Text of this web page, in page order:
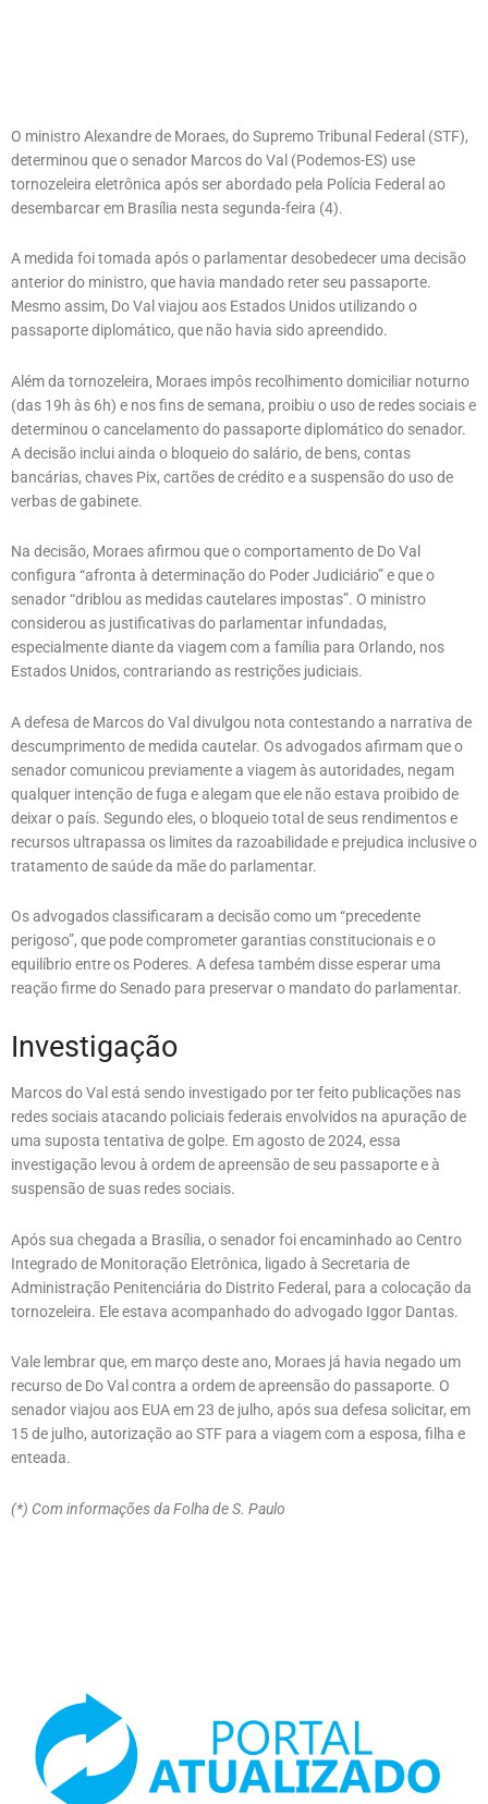
O ministro Alexandre de Moraes, do Supremo Tribunal Federal (STF),
determinou que o senador Marcos do Val (Podemos-ES) use
tornozeleira eletrônica após ser abordado pela Polícia Federal ao
desembarcar em Brasília nesta segunda-feira (4).
A medida foi tomada após o parlamentar desobedecer uma decisão
anterior do ministro, que havia mandado reter seu passaporte.
Mesmo assim, Do Val viajou aos Estados Unidos utilizando o
passaporte diplomático, que não havia sido apreendido.
Além da tornozeleira, Moraes impôs recolhimento domiciliar noturno
(das 19h às 6h) e nos fins de semana, proibiu o uso de redes sociais e
determinou o cancelamento do passaporte diplomático do senador.
A decisão inclui ainda o bloqueio do salário, de bens, contas
bancárias, chaves Pix, cartões de crédito e a suspensão do uso de
verbas de gabinete.
Na decisão, Moraes afirmou que o comportamento de Do Val
configura “afronta à determinação do Poder Judiciário” e que o
senador “driblou as medidas cautelares impostas”. O ministro
considerou as justificativas do parlamentar infundadas,
especialmente diante da viagem com a família para Orlando, nos
Estados Unidos, contrariando as restrições judiciais.
A defesa de Marcos do Val divulgou nota contestando a narrativa de
descumprimento de medida cautelar. Os advogados afirmam que o
senador comunicou previamente a viagem às autoridades, negam
qualquer intenção de fuga e alegam que ele não estava proibido de
deixar o país. Segundo eles, o bloqueio total de seus rendimentos e
recursos ultrapassa os limites da razoabilidade e prejudica inclusive o
tratamento de saúde da mãe do parlamentar.
Os advogados classificaram a decisão como um “precedente
perigoso”, que pode comprometer garantias constitucionais e o
equilíbrio entre os Poderes. A defesa também disse esperar uma
reação firme do Senado para preservar o mandato do parlamentar.
Investigação
Marcos do Val está sendo investigado por ter feito publicações nas
redes sociais atacando policiais federais envolvidos na apuração de
uma suposta tentativa de golpe. Em agosto de 2024, essa
investigação levou à ordem de apreensão de seu passaporte e à
suspensão de suas redes sociais.
Após sua chegada a Brasília, o senador foi encaminhado ao Centro
Integrado de Monitoração Eletrônica, ligado à Secretaria de
Administração Penitenciária do Distrito Federal, para a colocação da
tornozeleira. Ele estava acompanhado do advogado Iggor Dantas.
Vale lembrar que, em março deste ano, Moraes já havia negado um
recurso de Do Val contra a ordem de apreensão do passaporte. O
senador viajou aos EUA em 23 de julho, após sua defesa solicitar, em
15 de julho, autorização ao STF para a viagem com a esposa, filha e
enteada.
(*) Com informações da Folha de S. Paulo